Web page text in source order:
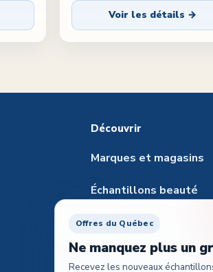
Voir les détails →
Offres du Québec
Ne manquez plus un
Recevez les nouveaux
Découvrir
Marques et magasins
Échantillons beauté
Santé et pharmacie
Échantillons pour